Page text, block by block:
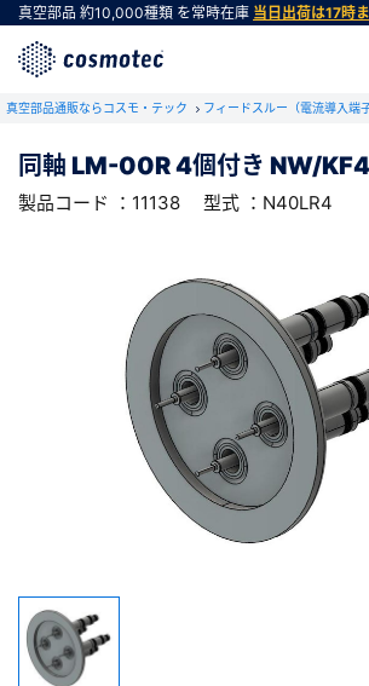
真空部品 約10,000種類 を常時在庫 当日出荷は17時
真空部品通販ならコスモ・テック フィードスルー（電流導入端
同軸 LM-00R 4個付き NW/
製品コード ：11138 型式 ：N40LR4
RoHS2適合報告書のダウン
下記製品のRoHS2適合報告書のダウンロー
同軸 LM-00R 4個付き NW/KF40 フラン
会社・学校・研究機関名 必須
ダウンロードする
会員登録がお済みでな
※新規会員登録をお申し込み頂いてから本登録となるまで
があります。また当社の判断によりお断りする場合があり